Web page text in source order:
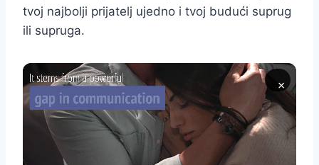
tvoj najbolji prijatelj ujedno i tvoj budući suprug
ili supruga.
×